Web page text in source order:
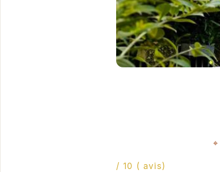
/ 10 ( avis)